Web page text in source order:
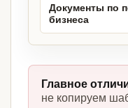
Документы по
бизнеса
Главное
не копируем